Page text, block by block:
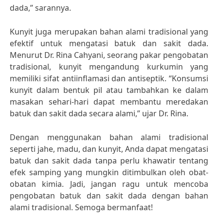
dada,” sarannya.
Kunyit juga merupakan bahan alami tradisional yang
efektif untuk mengatasi batuk dan sakit dada.
Menurut Dr. Rina Cahyani, seorang pakar pengobatan
tradisional, kunyit mengandung kurkumin yang
memiliki sifat antiinflamasi dan antiseptik. “Konsumsi
kunyit dalam bentuk pil atau tambahkan ke dalam
masakan sehari-hari dapat membantu meredakan
batuk dan sakit dada secara alami,” ujar Dr. Rina.
Dengan menggunakan bahan alami tradisional
seperti jahe, madu, dan kunyit, Anda dapat mengatasi
batuk dan sakit dada tanpa perlu khawatir tentang
efek samping yang mungkin ditimbulkan oleh obat-
obatan kimia. Jadi, jangan ragu untuk mencoba
pengobatan batuk dan sakit dada dengan bahan
alami tradisional. Semoga bermanfaat!